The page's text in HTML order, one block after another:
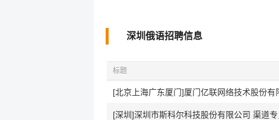
深圳俄语招聘信息
标题
[北京上海广东厦门]厦门亿联网络技术股份
[深圳]深圳市斯科尔科技股份有限公司 渠道专